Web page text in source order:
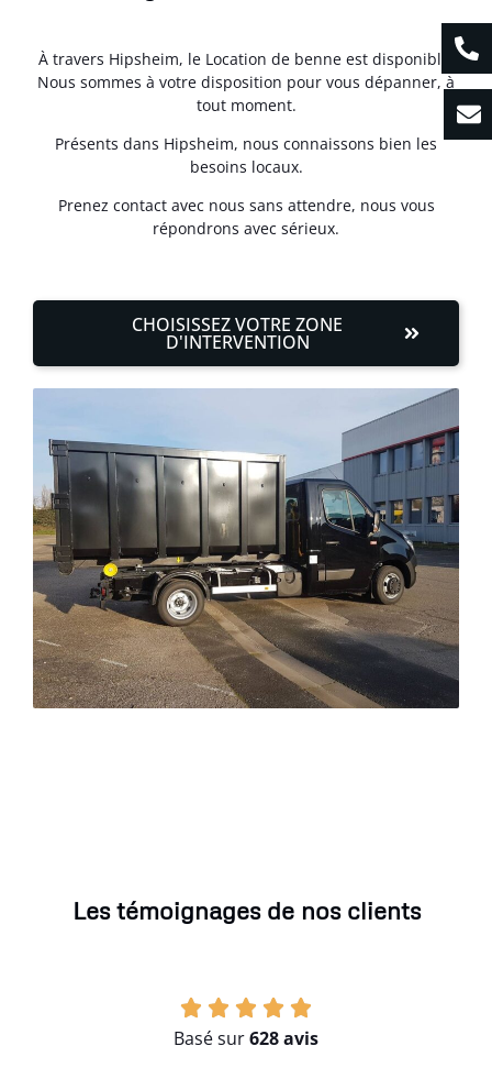
À travers Hipsheim, le Location de benne est disponible.
Nous sommes à votre disposition pour vous dépanner, à
tout moment.
Présents dans Hipsheim, nous connaissons bien les
besoins locaux.
Prenez contact avec nous sans attendre, nous vous
répondrons avec sérieux.
CHOISISSEZ VOTRE ZONE
D'INTERVENTION
Les témoignages de nos clients
Basé sur628 avis